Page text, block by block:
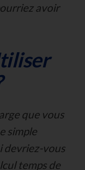
avoir
que vous
simple
devriez-vous
temps de